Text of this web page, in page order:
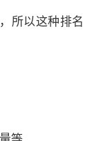
所以这种排名